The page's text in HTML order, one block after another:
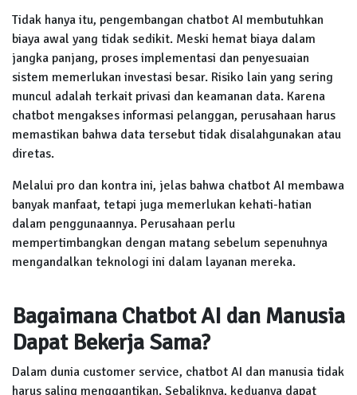
Tidak hanya itu, pengembangan chatbot AI membutuhkan
biaya awal yang tidak sedikit. Meski hemat biaya dalam
jangka panjang, proses implementasi dan penyesuaian
sistem memerlukan investasi besar. Risiko lain yang sering
muncul adalah terkait privasi dan keamanan data. Karena
chatbot mengakses informasi pelanggan, perusahaan harus
memastikan bahwa data tersebut tidak disalahgunakan atau
diretas.
Melalui pro dan kontra ini, jelas bahwa chatbot AI membawa
banyak manfaat, tetapi juga memerlukan kehati-hatian
dalam penggunaannya. Perusahaan perlu
mempertimbangkan dengan matang sebelum sepenuhnya
mengandalkan teknologi ini dalam layanan mereka.
Bagaimana Chatbot AI dan Manusia
Dapat Bekerja Sama?
Dalam dunia customer service, chatbot AI dan manusia tidak
harus saling menggantikan. Sebaliknya, keduanya dapat